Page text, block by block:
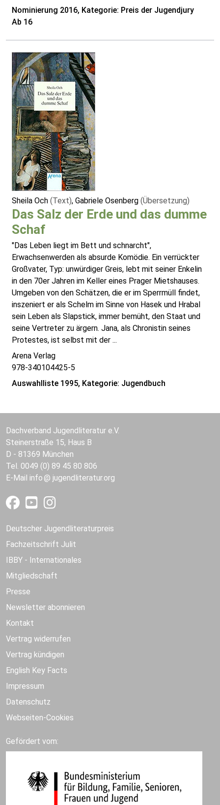
Nominierung 2016, Kategorie: Preis der Jugendjury
Ab 16
Sheila Och (Text), Gabriele Osenberg (Übersetzung)
Das Salz der Erde und das dumme
Schaf
"Das Leben liegt im Bett und schnarcht",
Erwachsenwerden als absurde Komödie. Ein verrückter
Großvater, Typ: unwürdiger Greis, lebt mit seiner Enkelin
in den 70er Jahren im Keller eines Prager Mietshauses.
Umgeben von den Schätzen, die er im Sperrmüll findet,
inszeniert er als Schelm im Sinne von Hasek und Hrabal
sein Leben als Slapstick, immer bemüht, den Staat und
seine Vertreter zu ärgern. Jana, als Chronistin seines
Protestes, ist selbst mit der ...
Arena Verlag
978-340104425-5
Auswahlliste 1995, Kategorie: Jugendbuch
Dachverband Jugendliteratur e.V.
Steinerstraße 15, Haus B
D - 81369 München
Tel. 0049 (0) 89 45 80 806
E-Mail info jugendliteratur.org
Deutscher Jugendliteraturpreis
Fachzeitschrift Julit
IBBY - Internationales
Mitgliedschaft
Presse
Newsletter abonnieren
Kontakt
Vertrag widerrufen
Vertrag kündigen
English Key Facts
Impressum
Datenschutz
Webseiten-Cookies
Gefördert vom: